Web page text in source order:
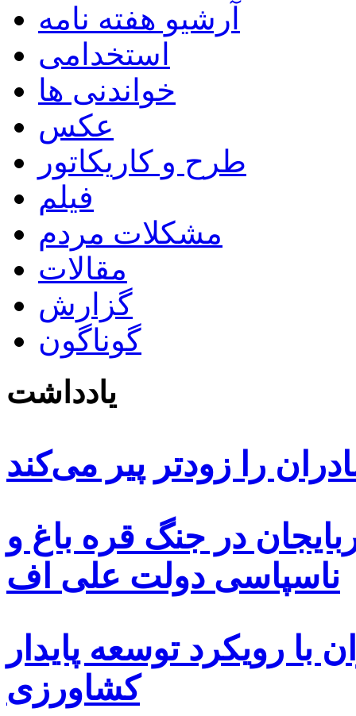
آرشیو هفته نامه
استخدامی
خواندنی ها
عکس
طرح و کاریکاتور
فیلم
مشکلات مردم
مقالات
گزارش
گوناگون
یادداشت
را زودتر پیر می‌کند
در جنگ قره باغ و
ناسپاسی دولت علی اف
با رویکرد توسعه پایدار
کشاورزی